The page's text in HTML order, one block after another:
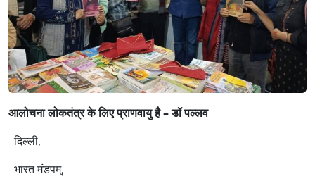
आलोचना लोकतंत्र के लिए प्राणवायु है – डॉ पल्लव
दिल्ली,
भारत मंडपम्,